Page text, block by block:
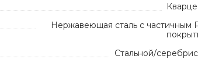
Нержавеющая сталь с частичным
Стальной/